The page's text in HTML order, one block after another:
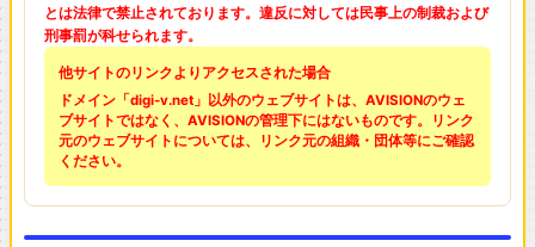
とは法律で禁止されております。違反に対しては民事上の制裁および
刑事罰が科せられます。
他サイトのリンクよりアクセスされた場合
ドメイン「digi-v.net」以外のウェブサイトは、AVISIONのウェ
ブサイトではなく、AVISIONの管理下にはないものです。リンク
元のウェブサイトについては、リンク元の組織・団体等にご確認
ください。